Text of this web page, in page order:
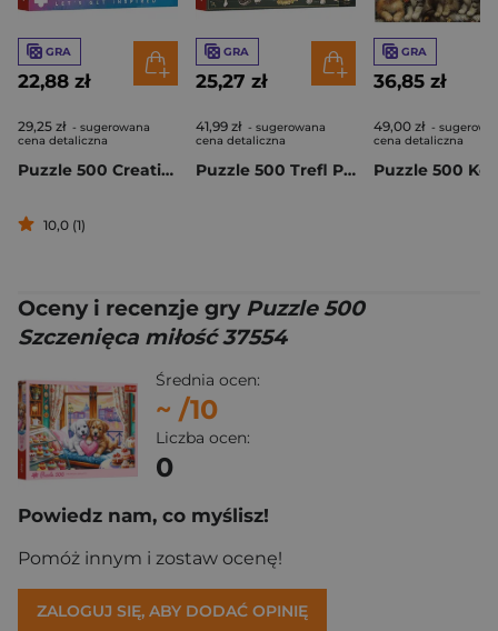
GRA
22,88 zł
29,25 zł - sugerowana
cena detaliczna
Puzzle 500 Creative Pozdrowienia z Londynu 37563
10,0 (1)
GRA
25,27 zł
41,99 zł - sugerowana
cena detaliczna
Puzzle 500 Trefl Premium Plus Finders Keepers Grzyby 37608
GRA
36,85 zł
49,00 zł -
cena detaliczna
Oceny i recenzje gry Puzzle 500
Szczenięca miłość 37554
Średnia ocen:
~ /10
Liczba ocen:
0
Powiedz nam, co myślisz!
Pomóż innym i zostaw ocenę!
ZALOGUJ SIĘ, ABY DODAĆ OPINIĘ